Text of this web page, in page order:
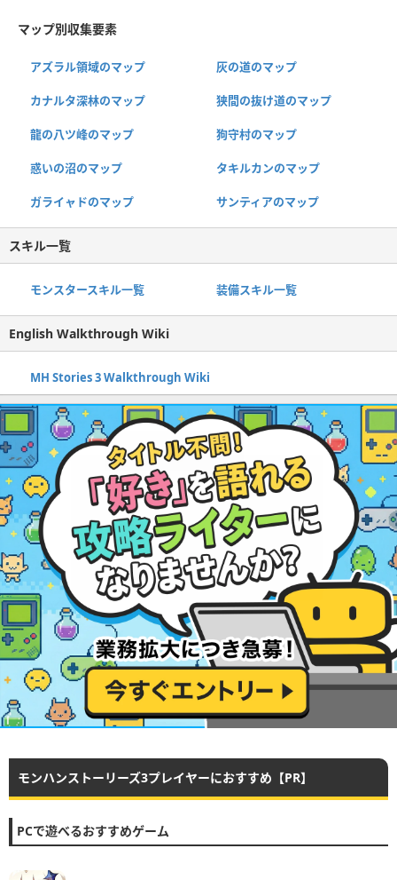
マップ別収集要素
アズラル領域のマップ 灰の道のマップ
カナルタ深林のマップ 狭間の抜け道のマップ
龍の八ツ峰のマップ 狗守村のマップ
惑いの沼のマップ タキルカンのマップ
ガライャドのマップ サンティアのマップ
スキル一覧
モンスタースキル一覧 装備スキル一覧
English Walkthrough Wiki
MH Stories 3 Walkthrough Wiki
モンハンストーリーズ3プレイヤーにおすすめ【PR】
PCで遊べるおすすめゲーム